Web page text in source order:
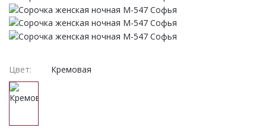
Женская одежда
Домашняя одежда
Цвет: Кремовая